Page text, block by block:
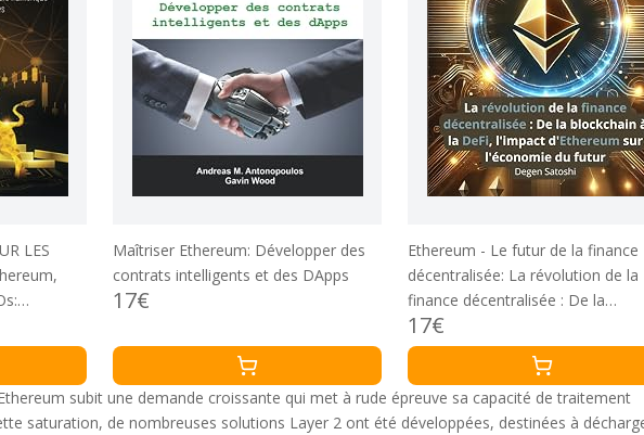
LES
à
et faire
Maîtriser Ethereum: Développer des
contrats intelligents et des DApps
17€
Ethereum - Le futur de la finance
décentralisée: La révolution de la
finance décentralisée : De la
blockchain à la DeFi, l'impact
d'Ethereum sur l'économie du
17€
subit une demande croissante qui met à rude épreuve sa capacité de traitement
saturation, de nombreuses solutions Layer 2 ont été développées, destinées à